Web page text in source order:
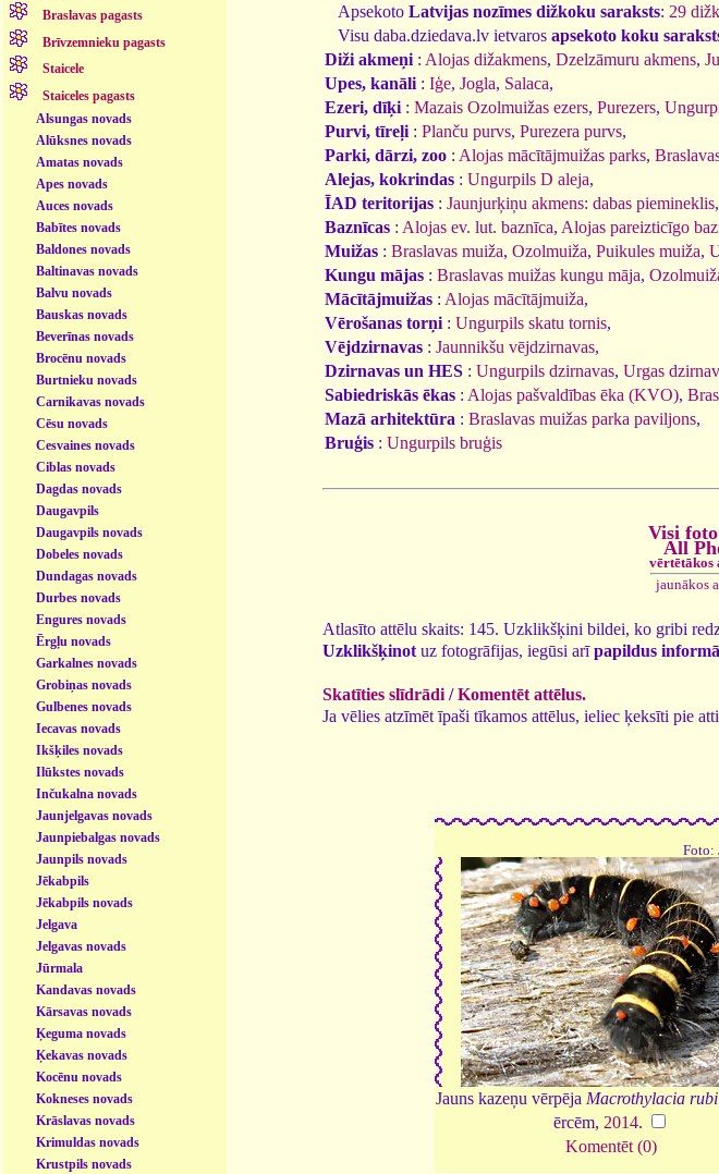
Braslavas pagasts
Brīvzemnieku pagasts
Staicele
Staiceles pagasts
Alsungas novads
Alūksnes novads
Amatas novads
Apes novads
Auces novads
Babītes novads
Baldones novads
Baltinavas novads
Balvu novads
Bauskas novads
Beverīnas novads
Brocēnu novads
Burtnieku novads
Carnikavas novads
Cēsu novads
Cesvaines novads
Ciblas novads
Dagdas novads
Daugavpils
Daugavpils novads
Dobeles novads
Dundagas novads
Durbes novads
Engures novads
Ērgļu novads
Garkalnes novads
Grobiņas novads
Gulbenes novads
Iecavas novads
Ikšķiles novads
Ilūkstes novads
Inčukalna novads
Jaunjelgavas novads
Jaunpiebalgas novads
Jaunpils novads
Jēkabpils
Jēkabpils novads
Jelgava
Jelgavas novads
Jūrmala
Kandavas novads
Kārsavas novads
Ķeguma novads
Ķekavas novads
Kocēnu novads
Kokneses novads
Krāslavas novads
Krimuldas novads
Krustpils novads
Apsekoto Latvijas nozīmes dižkoku saraksts: 29
Visu daba.dziedava.lv ietvaros apsekoto koku
Diži akmeņi : Alojas dižakmens, Dzelzāmuru akmens,
Upes, kanāli : Iģe, Jogla, Salaca,
Ezeri, dīķi : Mazais Ozolmuižas ezers, Purezers,
Purvi, tīreļi : Planču purvs, Purezera purvs,
Parki, dārzi, zoo : Alojas mācītājmuižas parks,
Alejas, kokrindas : Ungurpils D aleja,
ĪAD teritorijas : Jaunjurķiņu akmens: dabas piemineklis,
Baznīcas : Alojas ev. lut. baznīca, Alojas pareizticīgo
Muižas : Braslavas muiža, Ozolmuiža, Puikules muiža,
Kungu mājas : Braslavas muižas kungu māja,
Mācītājmuižas : Alojas mācītājmuiža,
Vērošanas torņi : Ungurpils skatu tornis,
Vējdzirnavas : Jaunnikšu vējdzirnavas,
Dzirnavas un HES : Ungurpils dzirnavas, Urgas
Sabiedriskās ēkas : Alojas pašvaldības ēka (KVO),
Mazā arhitektūra : Braslavas muižas parka paviljons,
Bruģis : Ungurpils bruģis
Visi
All
vērtētākos
jaunākos
Atlasīto attēlu skaits: 145. Uzklikšķini bildei, ko gribi
Uzklikšķinot uz fotogrāfijas, iegūsi arīpapildus
Skatīties slīdrādi /Komentēt attēlus.
Ja vēlies atzīmēt īpaši tīkamos attēlus, ieliec ķeksīti pie
Foto:
Jauns kazeņu vērpēja Macrothylacia rubi
ērcēm, 2014.
Komentēt (0)